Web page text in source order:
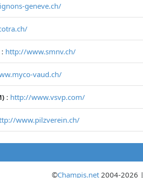
geneve.ch/
: http://www.smnv.ch/
vaud.ch/
: http://www.vsvp.com/
www.pilzverein.ch/
©Champis.net2004-2026 |